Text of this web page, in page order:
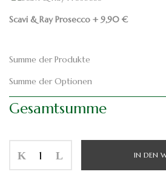
Scavi & Ray Prosecco + 9,90 €
Summe der Produkte
Summe der Optionen
Gesamtsumme
IN DEN